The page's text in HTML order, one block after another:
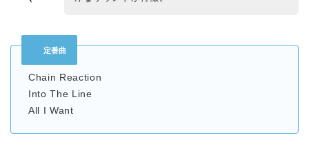
定番曲
Chain Reaction
Into The Line
All I Want